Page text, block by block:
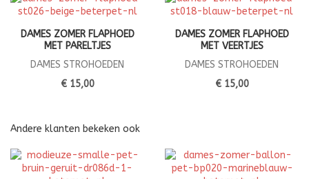
DAMES ZOMER FLAPHOED
MET PARELTJES
DAMES STROHOEDEN
€ 15,00
DAMES ZOMER FLAPHOED
MET VEERTJES
DAMES STROHOEDEN
€ 15,00
Andere klanten bekeken ook